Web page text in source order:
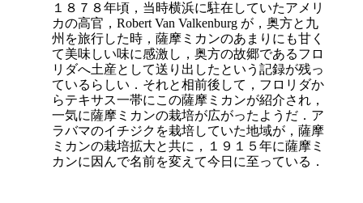
１８７８年頃，当時横浜に駐在していたアメリ
カの高官，Robert Van Valkenburg が，奥方と九
州を旅行した時，薩摩ミカンのあまりにも甘く
て美味しい味に感激し，奥方の故郷であるフロ
リダへ土産として送り出したという記録が残っ
ているらしい．それと相前後して，フロリダか
らテキサス一帯にこの薩摩ミカンが紹介され，
一気に薩摩ミカンの栽培が広がったようだ．ア
ラバマのイチジクを栽培していた地域が，薩摩
ミカンの栽培拡大と共に，１９１５年に薩摩ミ
カンに因んで名前を変えて今日に至っている．